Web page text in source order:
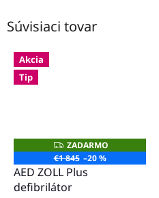
Súvisiaci tovar
Akcia
Tip
Z
A
D
A
M
ZADARMO
€1 845 –20 %
AED ZOLL Plus
defibrilátor